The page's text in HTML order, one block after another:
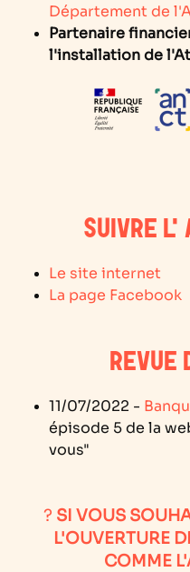
Département de
Partenaire
l'installation de
SUIVRE
Le site internet
La page Facebook
REVUE
11/07/2022 -
épisode 5 de la
vous"
? SI VOUS
L'OUVERTURE
COMME